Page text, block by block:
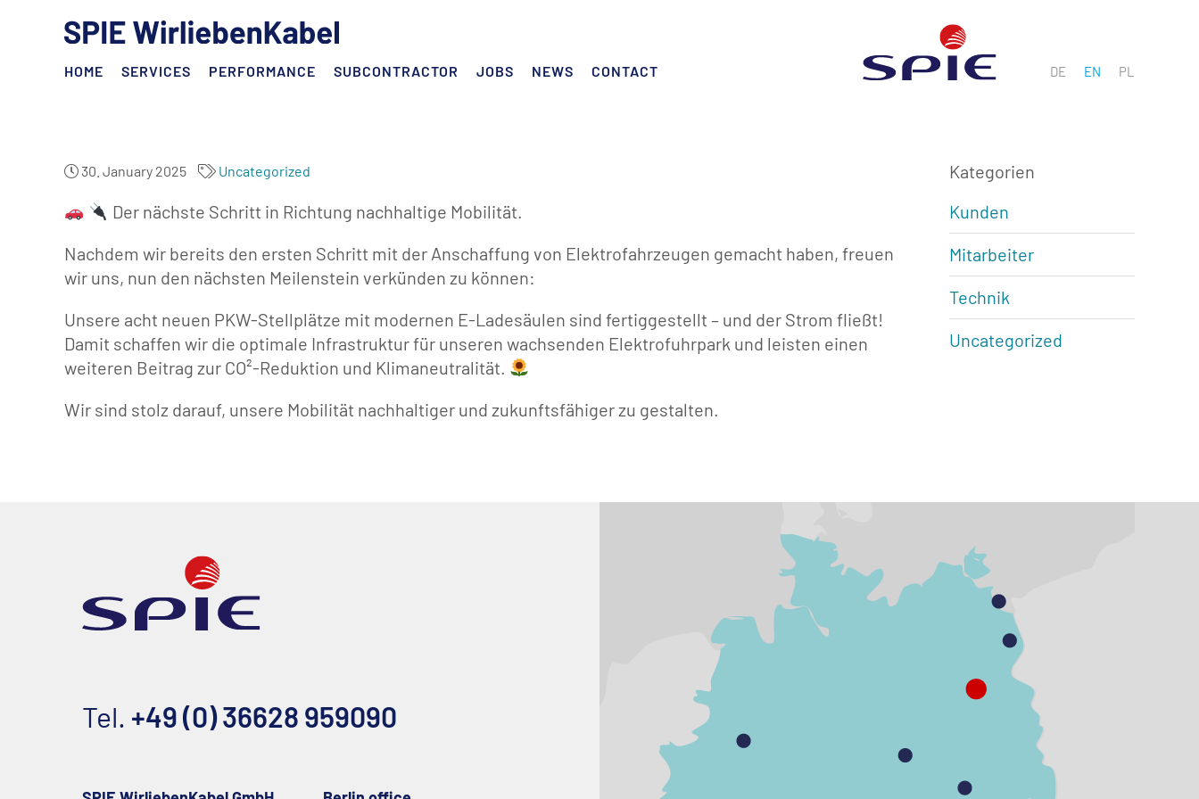
HOME SERVICES PERFORMANCE SUBCONTRACTOR JOBS NEWS CONTACT DE EN PL
30. January 2025 Uncategorized
Der nächste Schritt in Richtung nachhaltige Mobilität.
Nachdem wir bereits den ersten Schritt mit der Anschaffung von Elektrofahrzeugen gemacht haben, freuen
wir uns, nun den nächsten Meilenstein verkünden zu können:
Unsere acht neuen PKW-Stellplätze mit modernen E-Ladesäulen sind fertiggestellt – und der Strom fließt!
Damit schaffen wir die optimale Infrastruktur für unseren wachsenden Elektrofuhrpark und leisten einen
weiteren Beitrag zur CO²-Reduktion und Klimaneutralität.
Wir sind stolz darauf, unsere Mobilität nachhaltiger und zukunftsfähiger zu gestalten.
Kategorien
Kunden
Mitarbeiter
Technik
Uncategorized
Tel. +49 (0) 36628 959090